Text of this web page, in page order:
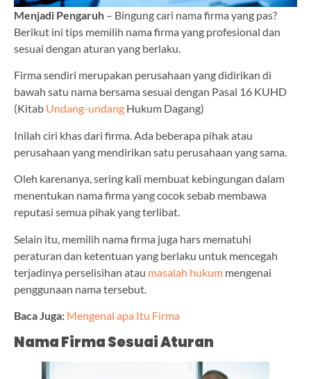
Menjadi Pengaruh – Bingung cari nama firma yang pas?
Berikut ini tips memilih nama firma yang profesional dan
sesuai dengan aturan yang berlaku.
Firma sendiri merupakan perusahaan yang didirikan di
bawah satu nama bersama sesuai dengan Pasal 16 KUHD
(Kitab Undang-undang Hukum Dagang)
Inilah ciri khas dari firma. Ada beberapa pihak atau
perusahaan yang mendirikan satu perusahaan yang sama.
Oleh karenanya, sering kali membuat kebingungan dalam
menentukan nama firma yang cocok sebab membawa
reputasi semua pihak yang terlibat.
Selain itu, memilih nama firma juga hars mematuhi
peraturan dan ketentuan yang berlaku untuk mencegah
terjadinya perselisihan atau masalah hukum mengenai
penggunaan nama tersebut.
Baca Juga: Mengenal apa Itu Firma
Nama Firma Sesuai Aturan